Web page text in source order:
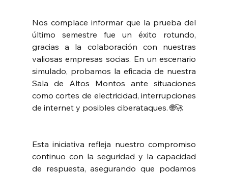
Nos complace informar que la prueba del
último semestre fue un éxito rotundo,
gracias a la colaboración con nuestras
valiosas empresas socias. En un escenario
simulado, probamos la eficacia de nuestra
Sala de Altos Montos ante situaciones
como cortes de electricidad, interrupciones
de internet y posibles ciberataques. 🌐🚀
Esta iniciativa refleja nuestro compromiso
continuo con la seguridad y la capacidad
de respuesta, asegurando que podamos